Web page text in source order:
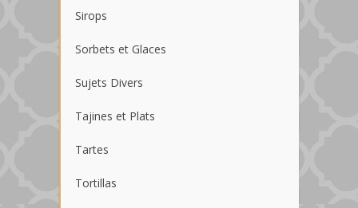
Sirops
Sorbets et Glaces
Sujets Divers
Tajines et Plats
Tartes
Tortillas